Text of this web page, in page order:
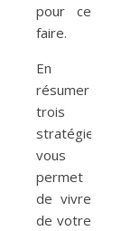
pour ce
faire.
En
résumer
trois
stratégies
vous
permet
de vivre
de votre